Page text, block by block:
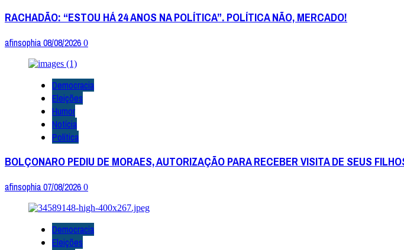
RACHADÃO: “ESTOU HÁ 24 ANOS NA POLÍTICA”. POLÍTICA NÃO, MERCADO!
afinsophia08/08/2026 0
Democracia
Eleições
Humor
Notícia
Política
BOLÇONARO PEDIU DE MORAES, AUTORIZAÇÃO PARA RECEBER VISITA DE SEUS
afinsophia07/08/2026 0
Democracia
Eleições